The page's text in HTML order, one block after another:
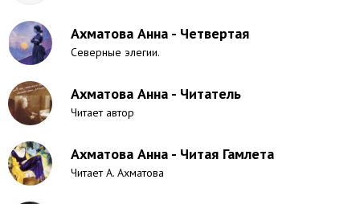
Ахматова Анна - Четвертая
Северные элегии.
Ахматова Анна - Читатель
Читает автор
Ахматова Анна - Читая Гамлета
Читает А. Ахматова